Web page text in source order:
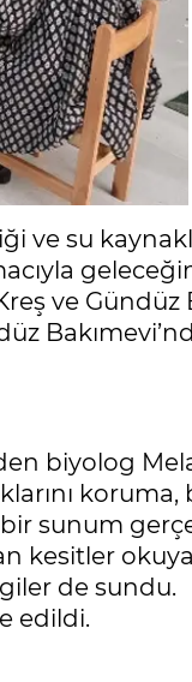
ve su
ve Gündüz
biyolog
koruma,
sunum
kesitler
de sundu.
edildi.